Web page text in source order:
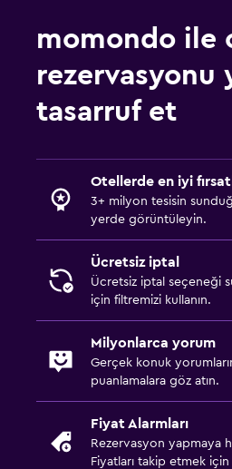
momondo ile
rezervasyonu
tasarruf et
Otellerde en iyi
3+ milyon tesisin
yerde görüntüleyin.
Ücretsiz iptal
Ücretsiz iptal seçeneği
için filtremizi kullanın.
Milyonlarca yorum
Gerçek konuk
puanlamalara göz atın.
Fiyat Alarmları
Rezervasyon yapmaya
Fiyatları takip etmek için